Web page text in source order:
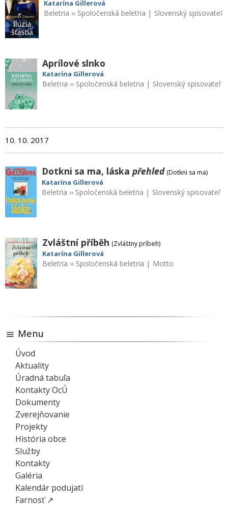
Katarína Gillerová
Beletria ›› Spoločenská beletria | Slovenský spisovateľ
Aprílové slnko
Katarína Gillerová
Beletria ›› Spoločenská beletria | Slovenský spisovateľ
10. 10. 2017
Dotkni sa ma, láskapřehled (Dotkni sa ma)
Katarína Gillerová
Beletria ›› Spoločenská beletria | Slovenský spisovateľ
Zvláštní příběh (Zvláštny príbeh)
Katarína Gillerová
Beletria ›› Spoločenská beletria | Motto
Menu
Úvod
Aktuality
Úradná tabuľa
Kontakty OcÚ
Dokumenty
Zverejňovanie
Projekty
História obce
Služby
Kontakty
Galéria
Kalendár podujatí
Farnosť ↗